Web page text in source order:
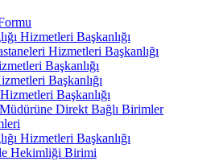
Hizmetleri Başkanlığı
Hizmetleri Başkanlığı
Başkanlığı
Başkanlığı
Başkanlığı
Direkt Bağlı Birimler
Hizmetleri Başkanlığı
Hekimliği Birimi